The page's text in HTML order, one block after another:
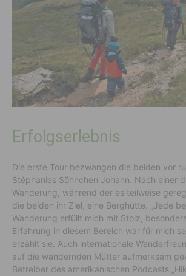
Erfolgserlebnis
Die erste Tour bezwangen die beiden vor
Stéphanies Söhnchen Johann. Nach einer
Wanderung, während der es teilweise
die beiden ihr Ziel, eine Berghütte. „Jede
Wanderung erfüllt mich mit Stolz,
Erfahrung in diesem Bereich war für mich
erzählt sie. Auch internationale
auf die wandernden Mütter aufmerksam
Betreiber des amerikanischen Podcasts